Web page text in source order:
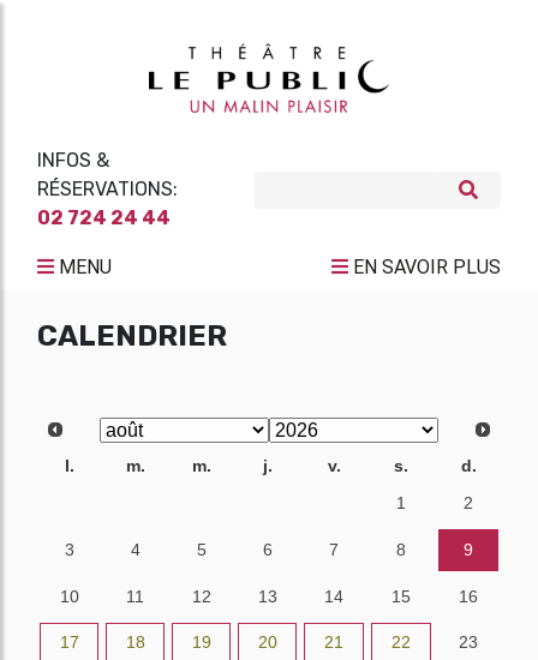
INFOS &
RÉSERVATIONS:
02 724 24 44
MENU EN SAVOIR PLUS
CALENDRIER
l. m. m. j. v. s.
d.
1 2
3 4 5 6 7 8 9
10 11 12 13 14 15 16
17 18 19 20 21 22 23